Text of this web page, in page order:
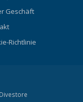
Geschäft
Richtlinie